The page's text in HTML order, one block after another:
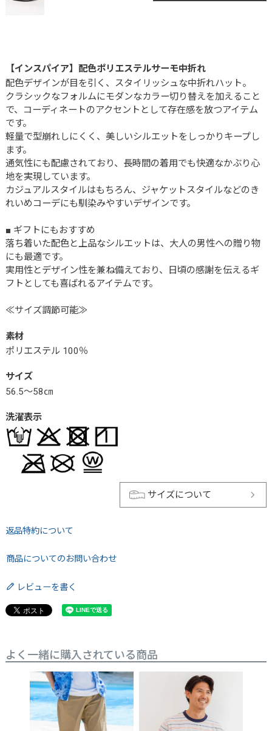
【インスパイア】配色ポリエステルサーモ中折れ
配色デザインが目を引く、スタイリッシュな中折れハット。
クラシックなフォルムにモダンなカラー切り替えを加えること
で、コーディネートのアクセントとして存在感を放つアイテム
です。
軽量で型崩れしにくく、美しいシルエットをしっかりキープし
ます。
通気性にも配慮されており、長時間の着用でも快適なかぶり心
地を実現しています。
カジュアルスタイルはもちろん、ジャケットスタイルなどのき
れいめコーデにも馴染みやすいデザインです。
■ ギフトにもおすすめ
落ち着いた配色と上品なシルエットは、大人の男性への贈り物
にも最適です。
実用性とデザイン性を兼ね備えており、日頃の感謝を伝えるギ
フトとしても喜ばれるアイテムです。
≪サイズ調節可能≫
素材
ポリエステル 100％
サイズ
56.5～58㎝
洗濯表示
サイズについて
返品特約について
商品についてのお問い合わせ
レビューを書く
よく一緒に購入されている商品